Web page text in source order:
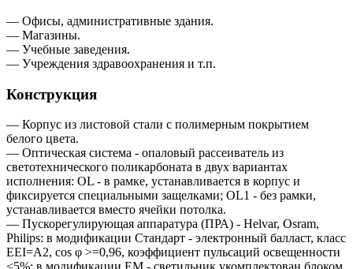
— Офисы, административные здания.
— Магазины.
— Учебные заведения.
— Учреждения здравоохранения и т.п.
Конструкция
— Корпус из листовой стали с полимерным покрытием
белого цвета.
— Оптическая система - опаловый рассеиватель из
светотехнического поликарбоната в двух вариантах
исполнения: OL - в рамке, устанавливается в корпус и
фиксируется специальными защелками; OL1 - без рамки,
устанавливается вместо ячейки потолка.
— Пускорегулирующая аппаратура (ПРА) - Helvar, Osram,
Philips: в модификации Стандарт - электронный балласт, класс
EEI=A2, cos φ >=0,96, коэффициент пульсаций освещенности